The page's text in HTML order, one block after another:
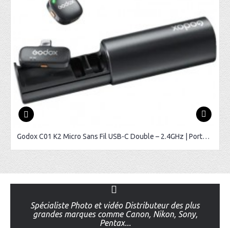
Godox C01 K2 Micro Sans Fil USB-C Double – 2.4GHz | Portée 200m
Spécialiste Photo et vidéo Distributeur des plus
grandes marques comme Canon, Nikon, Sony,
Pentax...